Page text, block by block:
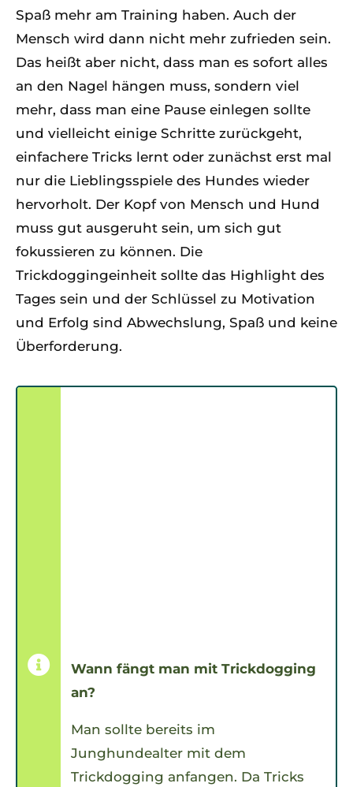
Spaß mehr am Training haben. Auch der
Mensch wird dann nicht mehr zufrieden sein.
Das heißt aber nicht, dass man es sofort alles
an den Nagel hängen muss, sondern viel
mehr, dass man eine Pause einlegen sollte
und vielleicht einige Schritte zurückgeht,
einfachere Tricks lernt oder zunächst erst mal
nur die Lieblingsspiele des Hundes wieder
hervorholt. Der Kopf von Mensch und Hund
muss gut ausgeruht sein, um sich gut
fokussieren zu können. Die
Trickdoggingeinheit sollte das Highlight des
Tages sein und der Schlüssel zu Motivation
und Erfolg sind Abwechslung, Spaß und keine
Überforderung.
Wann fängt man mit Trickdogging
an?
Man sollte bereits im
Junghundealter mit dem
Trickdogging anfangen. Da Tricks